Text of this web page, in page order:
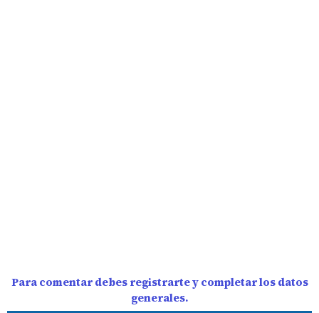
Para comentar debes registrarte y completar los datos
generales.